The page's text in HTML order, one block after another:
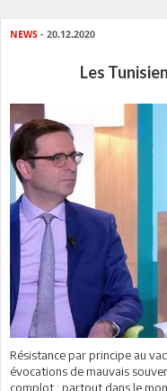
NEWS - 20.12.2020
Les
Résistance par principe au
évocations de mauvais
complot : partout dans le